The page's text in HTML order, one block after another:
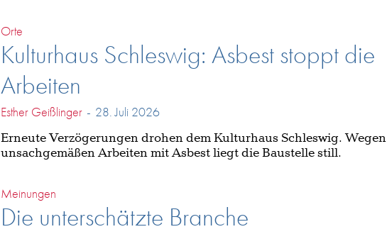
Orte
Kulturhaus Schleswig: Asbest stoppt die
Arbeiten
Esther Geißlinger - 28. Juli 2026
Erneute Verzögerungen drohen dem Kulturhaus Schleswig. Wegen
unsachgemäßen Arbeiten mit Asbest liegt die Baustelle still.
Meinungen
Die unterschätzte Branche